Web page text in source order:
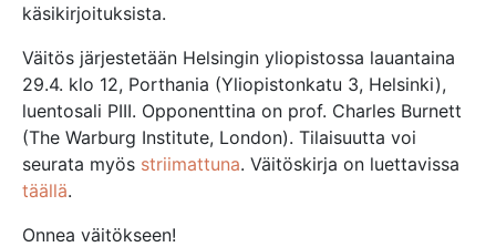
käsikirjoituksista.
Väitös järjestetään Helsingin yliopistossa lauantaina
29.4. klo 12, Porthania (Yliopistonkatu 3, Helsinki),
luentosali PIII. Opponenttina on prof. Charles Burnett
(The Warburg Institute, London). Tilaisuutta voi
seurata myös striimattuna. Väitöskirja on luettavissa
täällä.
Onnea väitökseen!